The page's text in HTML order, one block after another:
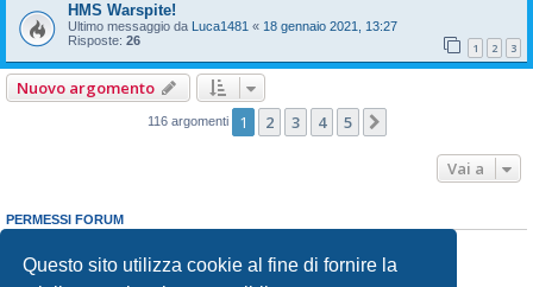
Questo sito utilizza cookie al fine di fornire la
HMS Warspite!
Ultimo messaggio da Luca1481 « 18 gennaio 2021, 13:27
Risposte: 26 1 2 3
Nuovo argomento
116 argomenti 1 2 3 4 5
Vai a
PERMESSI FORUM
Non puoirispondere negli argomenti
Non puoimodificare i tuoi messaggi